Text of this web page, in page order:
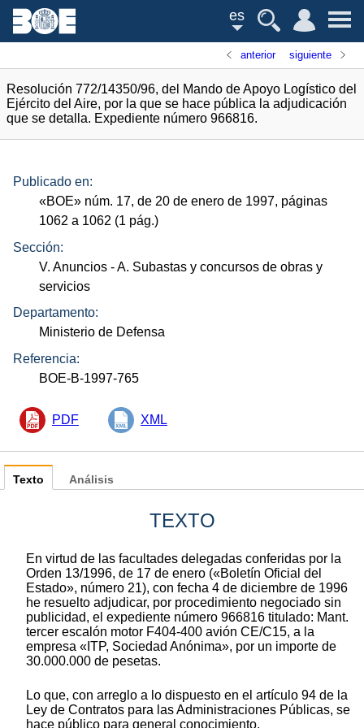
es
anterior siguiente
Resolución 772/14350/96, del Mando de Apoyo Logístico del
Ejército del Aire, por la que se hace pública la adjudicación
que se detalla. Expediente número 966816.
Publicado en:
«BOE» núm. 17, de 20 de enero de 1997, páginas
1062 a 1062 (1 pág.)
Sección:
V. Anuncios - A. Subastas y concursos de obras y
servicios
Departamento:
Ministerio de Defensa
Referencia:
BOE-B-1997-765
PDF XML
Texto
TEXTO
En virtud de las facultades delegadas conferidas por la
Orden 13/1996, de 17 de enero («Boletín Oficial del
Estado», número 21), con fecha 4 de diciembre de 1996
he resuelto adjudicar, por procedimiento negociado sin
publicidad, el expediente número 966816 titulado: Mant.
tercer escalón motor F404-400 avión CE/C15, a la
empresa «ITP, Sociedad Anónima», por un importe de
30.000.000 de pesetas.
Lo que, con arreglo a lo dispuesto en el artículo 94 de la
Ley de Contratos para las Administraciones Públicas, se
hace público para general conocimiento.
Análisis